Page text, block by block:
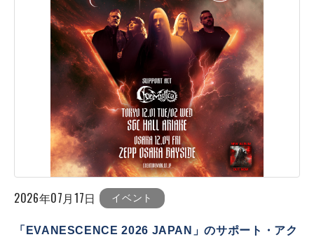
2026年07月17日 イベント
「EVANESCENCE 2026 JAPAN」のサポート・アク